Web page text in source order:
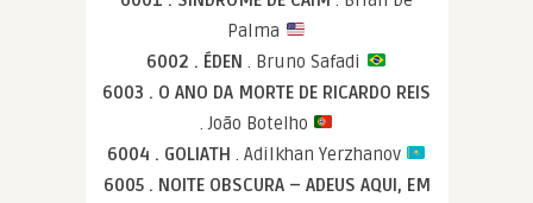
Palma
6002 . ÉDEN. Bruno Safadi
6003 . O ANO DA MORTE DE RICARDO REIS
. João Botelho
6004 . GOLIATH . Adilkhan Yerzhanov
6005 . NOITE OBSCURA – ADEUS AQUI, EM